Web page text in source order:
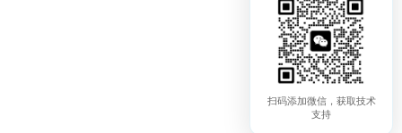
扫码添加微信，获取技术
支持